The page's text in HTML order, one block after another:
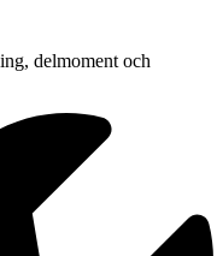
delmoment och